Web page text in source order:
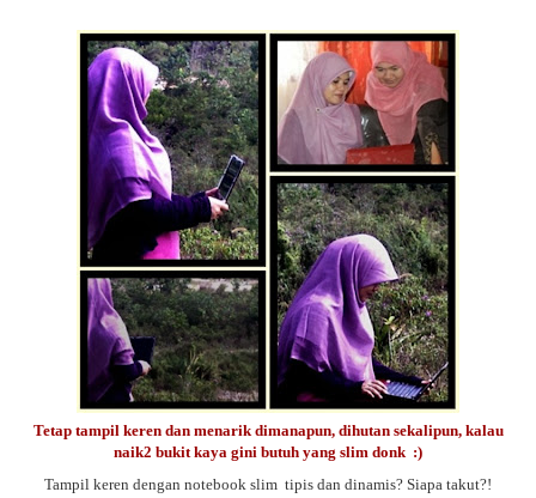
Tetap tampil keren dan menarik dimanapun, dihutan sekalipun, kalau
naik2 bukit kaya gini butuh yang slim donk :)
Tampil keren dengan notebook slim tipis dan dinamis? Siapa takut?!